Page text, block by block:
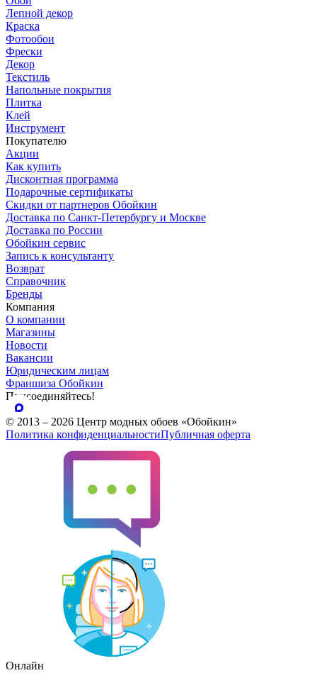
Лепной декор
Краска
Фотообои
Фрески
Декор
Текстиль
Напольные покрытия
Плитка
Клей
Инструмент
Покупателю
Акции
Как купить
Дисконтная программа
Подарочные сертификаты
Скидки от партнеров Обойкин
Доставка по Санкт-Петербургу и Москве
Доставка по России
Обойкин сервис
Запись к консультанту
Возврат
Справочник
Бренды
Компания
О компании
Магазины
Новости
Вакансии
Юридическим лицам
Франшиза Обойкин
Присоединяйтесь!
© 2013 – 2026 Центр модных обоев «Обойкин»
Политика конфиденциальностиПубличная оферта
Онлайн